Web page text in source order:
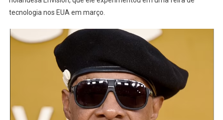
tecnologia nos EUA em março.